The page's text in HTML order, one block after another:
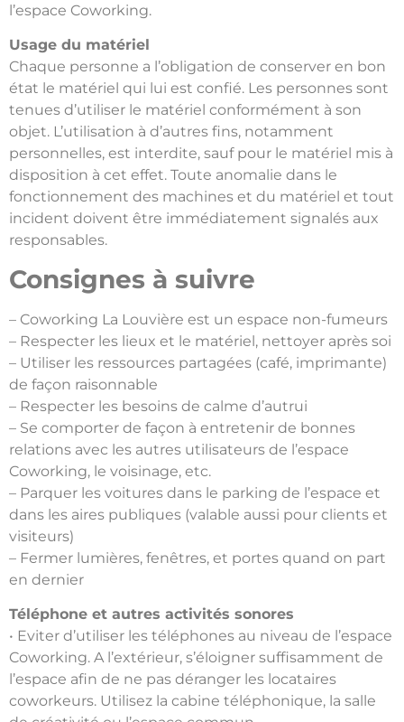
l’espace Coworking.
Usage du matériel
Chaque personne a l’obligation de conserver en bon
état le matériel qui lui est confié. Les personnes sont
tenues d’utiliser le matériel conformément à son
objet. L’utilisation à d’autres fins, notamment
personnelles, est interdite, sauf pour le matériel mis à
disposition à cet effet. Toute anomalie dans le
fonctionnement des machines et du matériel et tout
incident doivent être immédiatement signalés aux
responsables.
Consignes à suivre
– Coworking La Louvière est un espace non-fumeurs
– Respecter les lieux et le matériel, nettoyer après soi
– Utiliser les ressources partagées (café, imprimante)
de façon raisonnable
– Respecter les besoins de calme d’autrui
– Se comporter de façon à entretenir de bonnes
relations avec les autres utilisateurs de l’espace
Coworking, le voisinage, etc.
– Parquer les voitures dans le parking de l’espace et
dans les aires publiques (valable aussi pour clients et
visiteurs)
– Fermer lumières, fenêtres, et portes quand on part
en dernier
Téléphone et autres activités sonores
• Eviter d’utiliser les téléphones au niveau de l’espace
Coworking. A l’extérieur, s’éloigner suffisamment de
l’espace afin de ne pas déranger les locataires
coworkeurs. Utilisez la cabine téléphonique, la salle